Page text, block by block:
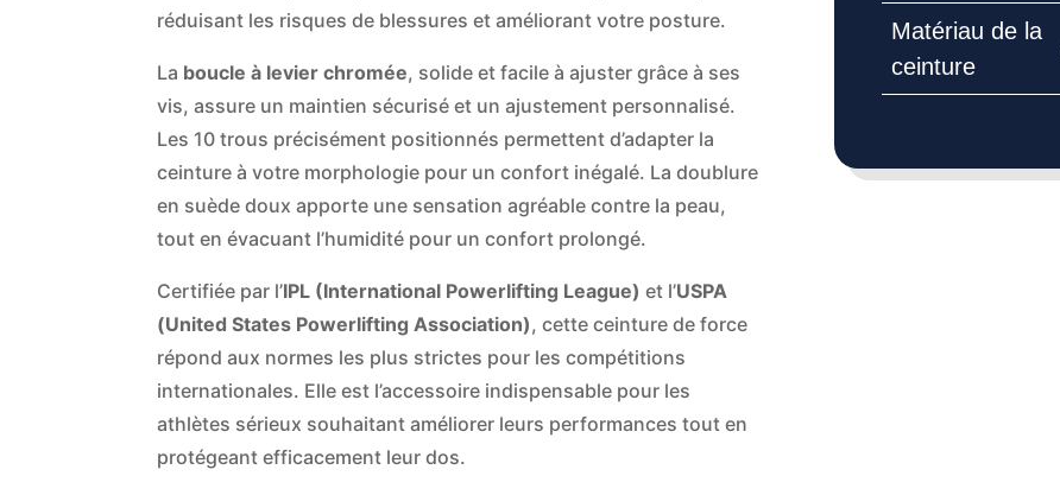
réduisant les risques de blessures et améliorant votre posture.
La boucle à levier chromée, solide et facile à ajuster grâce à ses
vis, assure un maintien sécurisé et un ajustement personnalisé.
Les 10 trous précisément positionnés permettent d’adapter la
ceinture à votre morphologie pour un confort inégalé. La doublure
en suède doux apporte une sensation agréable contre la peau,
tout en évacuant l’humidité pour un confort prolongé.
Certifiée par l’IPL (International Powerlifting League) et l’USPA
(United States Powerlifting Association), cette ceinture de force
répond aux normes les plus strictes pour les compétitions
internationales. Elle est l’accessoire indispensable pour les
athlètes sérieux souhaitant améliorer leurs performances tout en
protégeant efficacement leur dos.
Matériau de la
ceinture